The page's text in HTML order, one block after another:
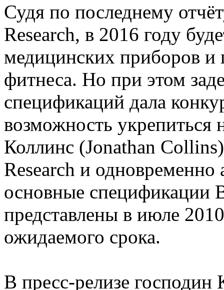
Судя по последнему
Research, в 2016 году
медицинских приборов и
фитнеса. Но при этом
спецификаций дала
возможность
Коллинс (Jonathan
Research и одновременно
основные спецификации
представлены в июле
ожидаемого срока.
В пресс-релизе господин